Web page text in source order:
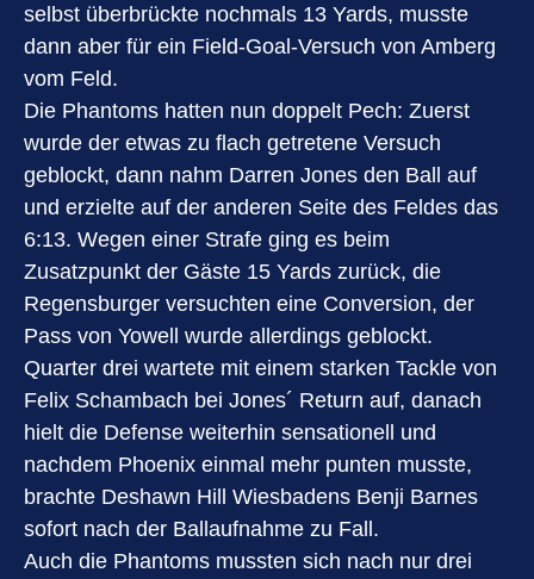
selbst überbrückte nochmals 13 Yards, musste
dann aber für ein Field-Goal-Versuch von Amberg
vom Feld.
Die Phantoms hatten nun doppelt Pech: Zuerst
wurde der etwas zu flach getretene Versuch
geblockt, dann nahm Darren Jones den Ball auf
und erzielte auf der anderen Seite des Feldes das
6:13. Wegen einer Strafe ging es beim
Zusatzpunkt der Gäste 15 Yards zurück, die
Regensburger versuchten eine Conversion, der
Pass von Yowell wurde allerdings geblockt.
Quarter drei wartete mit einem starken Tackle von
Felix Schambach bei Jones´ Return auf, danach
hielt die Defense weiterhin sensationell und
nachdem Phoenix einmal mehr punten musste,
brachte Deshawn Hill Wiesbadens Benji Barnes
sofort nach der Ballaufnahme zu Fall.
Auch die Phantoms mussten sich nach nur drei